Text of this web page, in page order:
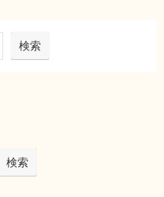
検索
検索